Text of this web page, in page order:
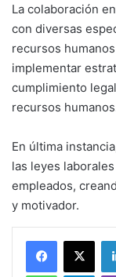
La colaboración
con diversas
recursos
implementar
cumplimiento
recursos
En última
las leyes
empleados,
y motivador.
WhatsApp